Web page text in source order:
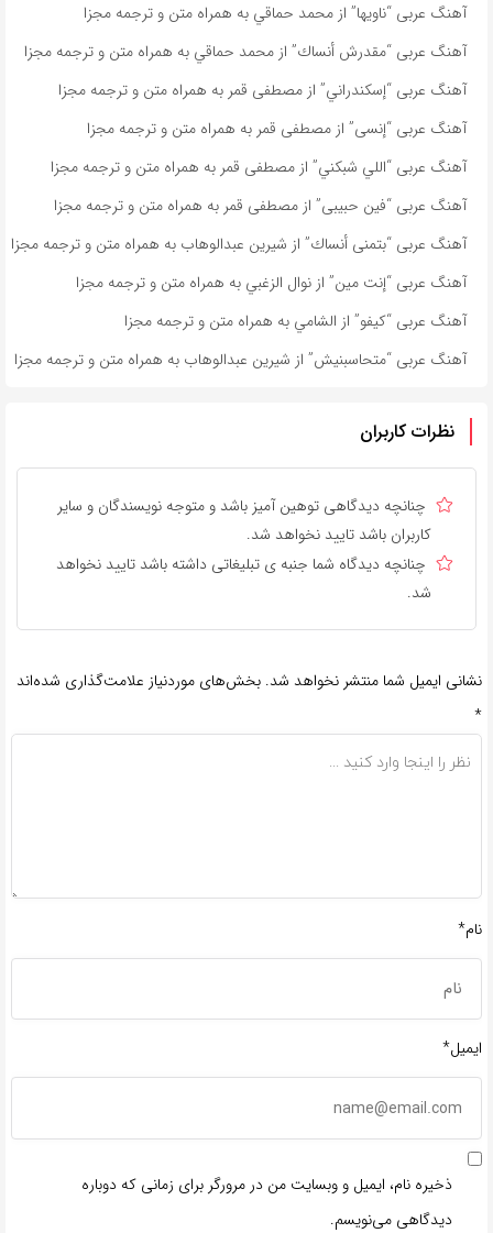
آهنگ عربی “ناویها” از محمد حماقي به همراه متن و ترجمه مجزا
آهنگ عربی “مقدرش أنساك” از محمد حماقي به همراه متن و ترجمه مجزا
آهنگ عربی “إسكندراني” از مصطفى قمر به همراه متن و ترجمه مجزا
آهنگ عربی “إنسى” از مصطفى قمر به همراه متن و ترجمه مجزا
آهنگ عربی “اللي شبكني” از مصطفى قمر به همراه متن و ترجمه مجزا
آهنگ عربی “فين حبيبى” از مصطفى قمر به همراه متن و ترجمه مجزا
آهنگ عربی “بتمنى أنساك” از شیرین عبدالوهاب به همراه متن و ترجمه مجزا
آهنگ عربی “إنت مين” از نوال الزغبي به همراه متن و ترجمه مجزا
آهنگ عربی “كيفو” از الشامي به همراه متن و ترجمه مجزا
آهنگ عربی “متحاسبنیش” از شیرین عبدالوهاب به همراه متن و ترجمه مجزا
نظرات کاربران
چنانچه دیدگاهی توهین آمیز باشد و متوجه نویسندگان و سایر
کاربران باشد تایید نخواهد شد.
چنانچه دیدگاه شما جنبه ی تبلیغاتی داشته باشد تایید نخواهد
شد.
نشانی ایمیل شما منتشر نخواهد شد. بخش‌های موردنیاز علامت‌گذاری شده‌اند
*
نام*
ایمیل*
ذخیره نام، ایمیل و وبسایت من در مرورگر برای زمانی که دوباره
دیدگاهی می‌نویسم.